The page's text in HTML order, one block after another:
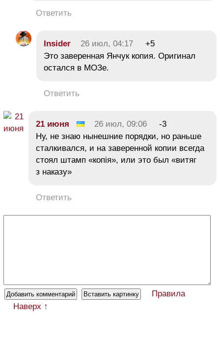
Ответить
Insider 26 июл, 04:17
+5
Это заверенная Янчук копия. Оригинал
остался в МОЗе.
Ответить
21 июня 26 июл, 09:06
-3
Ну, не знаю нынешние порядки, но раньше
сталкивался, и на заверенной копии всегда
стоял штамп «копія», или это был «витяг
з наказу»
Ответить
Правила
Наверх ↑